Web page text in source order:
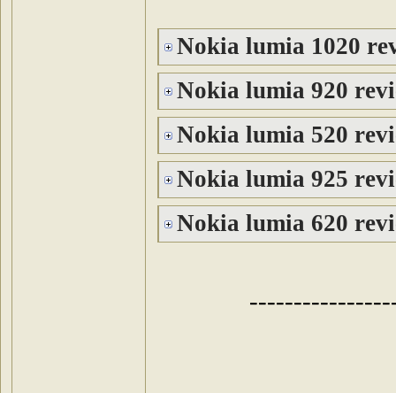
Nokia lumia 1020
Nokia lumia 920
Nokia lumia 520
Nokia lumia 925
Nokia lumia 620